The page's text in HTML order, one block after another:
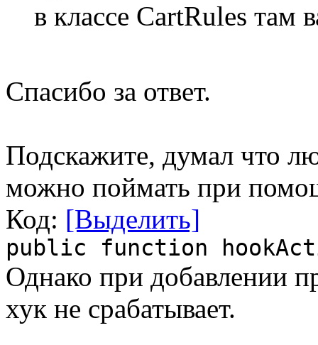
в классе CartRules там
Спасибо за ответ.
Подскажите, думал что
можно поймать при
Код: [Выделить]
public function
Однако при добавлении
хук не срабатывает.